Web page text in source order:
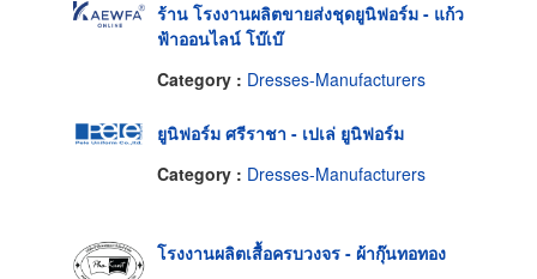
ร้าน โรงงานผลิตขายส่งชุดยูนิฟอร์ม - แก้ว
ฟ้าออนไลน์ โบ๊เบ๊
Category : Dresses-Manufacturers
ยูนิฟอร์ม ศรีราชา - เปเล่ ยูนิฟอร์ม
Category : Dresses-Manufacturers
โรงงานผลิตเสื้อครบวงจร - ผ้ากุ๊นทอทอง